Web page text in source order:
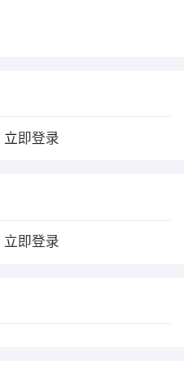
立即登录
立即登录